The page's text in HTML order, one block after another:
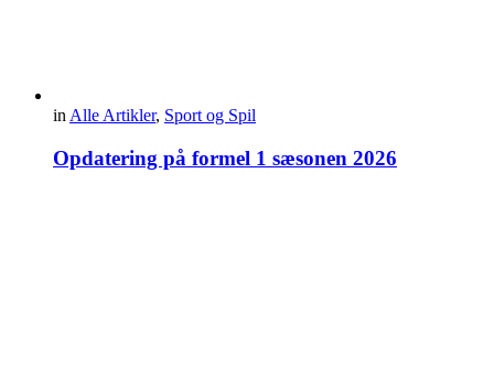
in Alle Artikler, Sport og Spil
Opdatering på formel 1 sæsonen 2026